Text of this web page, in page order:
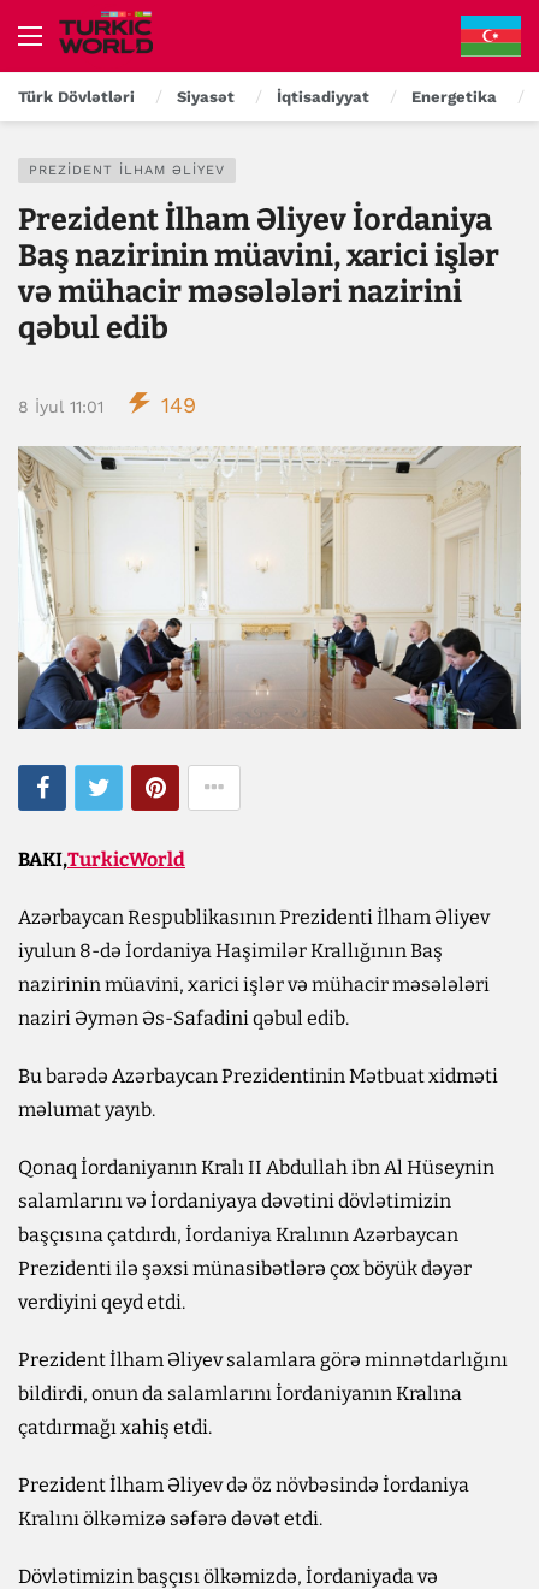
Türk Dövlətləri Siyasət İqtisadiyyat Energetika
PREZIDENT İLHAM ƏLIYEV
Prezident İlham Əliyev İordaniya
Baş nazirinin müavini, xarici işlər
və mühacir məsələləri nazirini
qəbul edib
8 İyul 11:01 149
BAKI,TurkicWorld
Azərbaycan Respublikasının Prezidenti İlham Əliyev
iyulun 8-də İordaniya Haşimilər Krallığının Baş
nazirinin müavini, xarici işlər və mühacir məsələləri
naziri Əymən Əs-Safadini qəbul edib.
Bu barədə Azərbaycan Prezidentinin Mətbuat xidməti
məlumat yayıb.
Qonaq İordaniyanın Kralı II Abdullah ibn Al Hüseynin
salamlarını və İordaniyaya dəvətini dövlətimizin
başçısına çatdırdı, İordaniya Kralının Azərbaycan
Prezidenti ilə şəxsi münasibətlərə çox böyük dəyər
verdiyini qeyd etdi.
Prezident İlham Əliyev salamlara görə minnətdarlığını
bildirdi, onun da salamlarını İordaniyanın Kralına
çatdırmağı xahiş etdi.
Prezident İlham Əliyev də öz növbəsində İordaniya
Kralını ölkəmizə səfərə dəvət etdi.
Dövlətimizin başçısı ölkəmizdə, İordaniyada və